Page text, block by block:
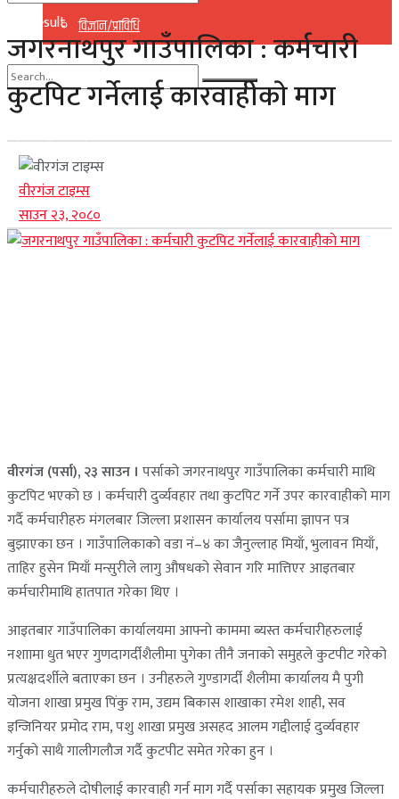
विज्ञान/प्राविधि
No Result
View All Result
No Result
View All Result
जगरनाथपुर गाउँपालिका : कर्मचारी
कुटपिट गर्नेलाई कारवाहीकाे माग
वीरगंज टाइम्स
साउन २३, २०८०
वीरगंज (पर्सा), २३ साउन । पर्साको जगरनाथपुर गाउँपालिका कर्मचारी माथि
कुटपिट भएकाे छ । कर्मचारी दुर्व्यवहार तथा कुटपिट गर्ने उपर कारवाहीकाे माग
गर्दै कर्मचारीहरु मंगलबार जिल्ला प्रशासन कार्यालय पर्सामा ज्ञापन पत्र
बुझाएका छन । गाउँपालिकाको वडा नं–४ का जैनुल्लाह मियाँ, भुलावन मियाँ,
ताहिर हुसेन मियाँ मन्सुरीले लागु औषधको सेवान गरि मात्तिएर आइतबार
कर्मचारीमाथि हातपात गरेका थिए ।
आइतबार गाउँपाल‍िका कार्यालयमा आफ्नाे काममा ब्यस्त कर्मचारीहरुलाई
नशाामा धुत भएर गुणदागर्दीशैलीमा पुगेका तीनै जनाकाे समुहले कुटपीट गरेको
प्रत्यक्षदर्शीले बताएका छन । उनीहरुले गुण्डागर्दी शैलीमा कार्यालय मै पुगी
योजना शाखा प्रमुख पिंकु राम, उद्यम बिकास शाखाका रमेश शाही, सव
इन्जिनियर प्रमोद राम, पशु शाखा प्रमुख असहद आलम गद्दीलाई दुर्व्यवहार
गर्नुकाे साथै गालीगलाैज गर्दै कुटपीट समेत गरेका हुन ।
कर्मचारीहरुले दोषीलाई कारवाही गर्न माग गर्दै पर्साका सहायक प्रमुख जिल्ला